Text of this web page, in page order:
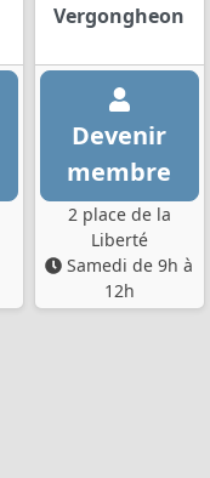
Vergongheon
Devenir
membre
2 place de la
Liberté
Samedi de 9h à
12h